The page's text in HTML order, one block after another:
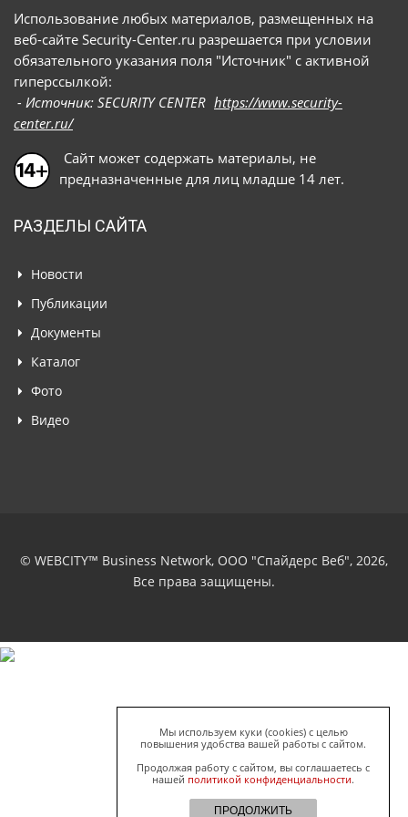
Использование любых материалов, размещенных на
веб-сайте Security-Center.ru разрешается при условии
обязательного указания поля "Источник" с активной
гиперссылкой:
- Источник: SECURITY CENTER https://www.security-
center.ru/
Сайт может содержать материалы, не
предназначенные для лиц младше 14 лет.
РАЗДЕЛЫ САЙТА
Новости
Публикации
Документы
Каталог
Фото
Видео
© WEBCITY™ Business Network, ООО "Спайдерс Веб", 2026,
Все права защищены.
Мы используем куки (cookies) с целью
повышения удобства вашей работы с сайтом.
Продолжая работу с сайтом, вы соглашаетесь с
нашей политикой конфиденциальности.
ПРОДОЛЖИТЬ